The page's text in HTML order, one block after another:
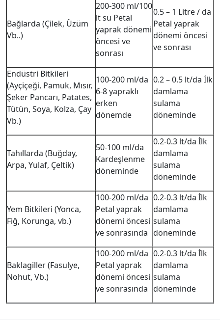
Bağlarda (Çilek, Üzüm
Vb..)
200-300 ml/100
lt su Petal
yaprak dönemi
öncesi ve
sonrası
0.5 – 1 Litre / da
Petal yaprak
dönemi öncesi
ve sonrası
Endüstri Bitkileri
(Ayçiçeği, Pamuk, Mısır,
Şeker Pancarı, Patates,
Tütün, Soya, Kolza, Çay
Vb.)
100-200 ml/da
6-8 yapraklı
erken
dönemde
0.2 – 0.5 lt/da İlk
damlama
sulama
döneminde
Tahıllarda (Buğday,
Arpa, Yulaf, Çeltik)
50-100 ml/da
Kardeşlenme
döneminde
0.2-0.3 lt/da İlk
damlama
sulama
döneminde
Yem Bitkileri (Yonca,
Fiğ, Korunga, vb.)
100-200 ml/da
Petal yaprak
dönemi öncesi
ve sonrasında
0.2-0.3 lt/da İlk
damlama
sulama
döneminde
Baklagiller (Fasulye,
Nohut, Vb.)
100-200 ml/da
Petal yaprak
dönemi öncesi
ve sonrasında
0.2-0.3 lt/da İlk
damlama
sulama
döneminde